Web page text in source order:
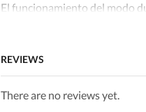
El funcionamiento del modo
Ofrece encriptación digital
análogo.
Señalización avanzada
REVIEWS
There are no reviews yet.